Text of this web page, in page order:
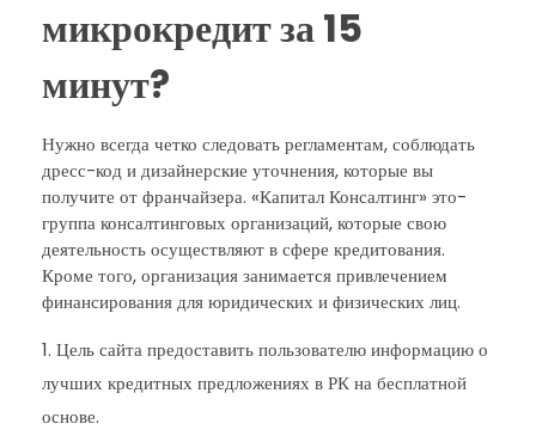
микрокредит за 15
минут?
Нужно всегда четко следовать регламентам, соблюдать
дресс-код и дизайнерские уточнения, которые вы
получите от франчайзера. «Капитал Консалтинг» это-
группа консалтинговых организаций, которые свою
деятельность осуществляют в сфере кредитования.
Кроме того, организация занимается привлечением
финансирования для юридических и физических лиц.
Цель сайта предоставить пользователю информацию о
лучших кредитных предложениях в РК на бесплатной
основе.